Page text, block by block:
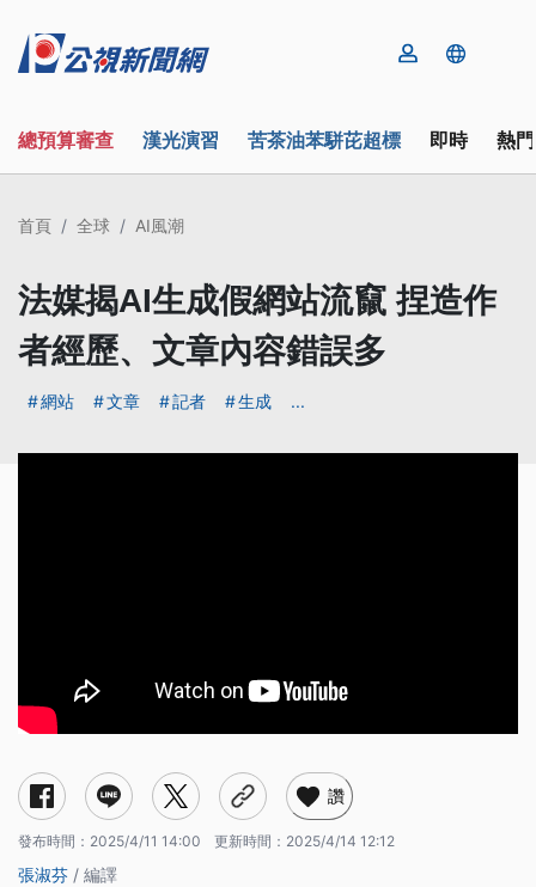
總預算審查 漢光演習 苦茶油苯駢芘超標 即時 熱
首頁 全球 AI風潮
法媒揭AI生成假網站流竄 捏造作
者經歷、文章內容錯誤多
網站 文章 記者 生成 ...
讚
發布時間： 2025/4/11 14:00 更新時間： 2025/4/14 12:12
張淑芬 / 編譯